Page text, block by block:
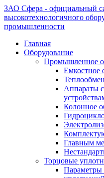
ЗАО Сфера - официальный
высокотехнологичного
промышленности
Главная
Оборудование
Промышленное
Емкостное
Аппараты
Колонное
Главным
Торцовые
Параметры